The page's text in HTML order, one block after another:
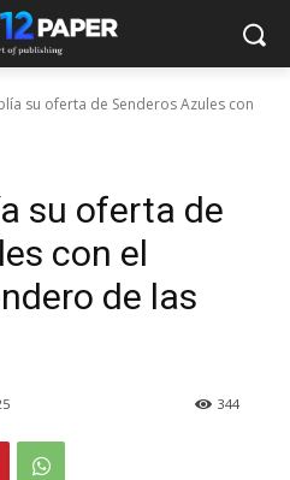
su oferta de Senderos Azules con
su oferta de
con el
de las
344